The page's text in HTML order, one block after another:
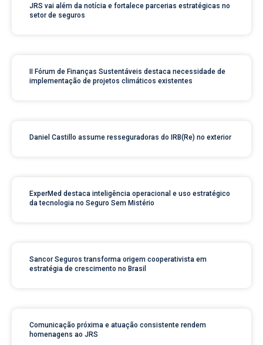
JRS vai além da notícia e fortalece parcerias estratégicas no
setor de seguros
II Fórum de Finanças Sustentáveis destaca necessidade de
implementação de projetos climáticos existentes
Daniel Castillo assume resseguradoras do IRB(Re) no exterior
ExperMed destaca inteligência operacional e uso estratégico
da tecnologia no Seguro Sem Mistério
Sancor Seguros transforma origem cooperativista em
estratégia de crescimento no Brasil
Comunicação próxima e atuação consistente rendem
homenagens ao JRS